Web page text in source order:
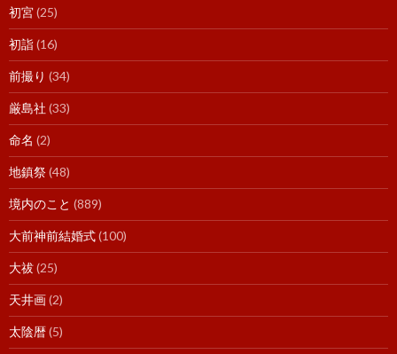
初宮(25)
初詣(16)
前撮り (34)
厳島社 (33)
命名 (2)
地鎮祭(48)
境内のこと (889)
大前神前結婚式(100)
大祓(25)
天井画(2)
太陰暦(5)